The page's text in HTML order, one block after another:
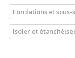
Fondations et sous-
Isoler et